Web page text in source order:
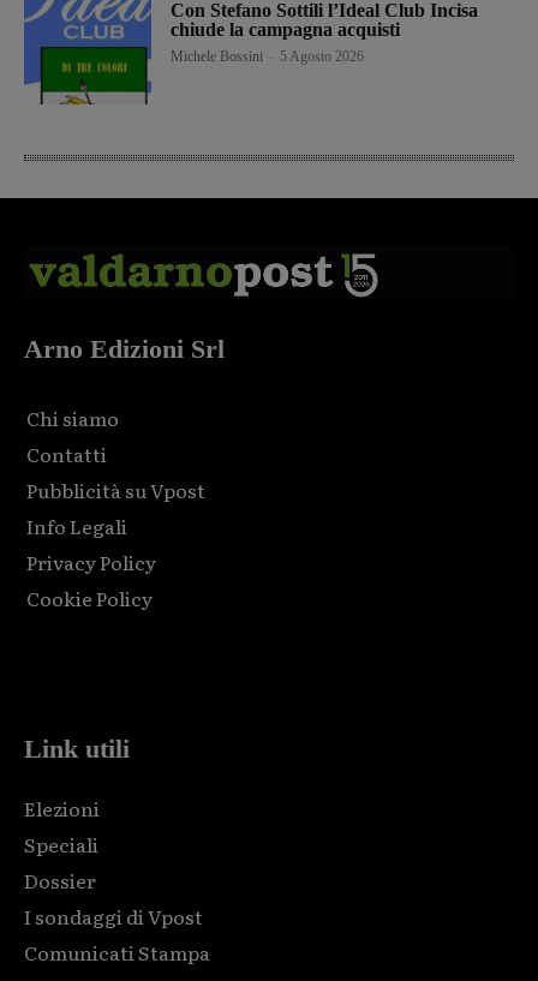
Con Stefano Sottili l’Ideal Club Incisa
chiude la campagna acquisti
Michele Bossini 5 Agosto 2026
Arno Edizioni Srl
Chi siamo
Contatti
Pubblicità su Vpost
Info Legali
Privacy Policy
Cookie Policy
Link utili
Elezioni
Speciali
Dossier
I sondaggi di Vpost
Comunicati Stampa